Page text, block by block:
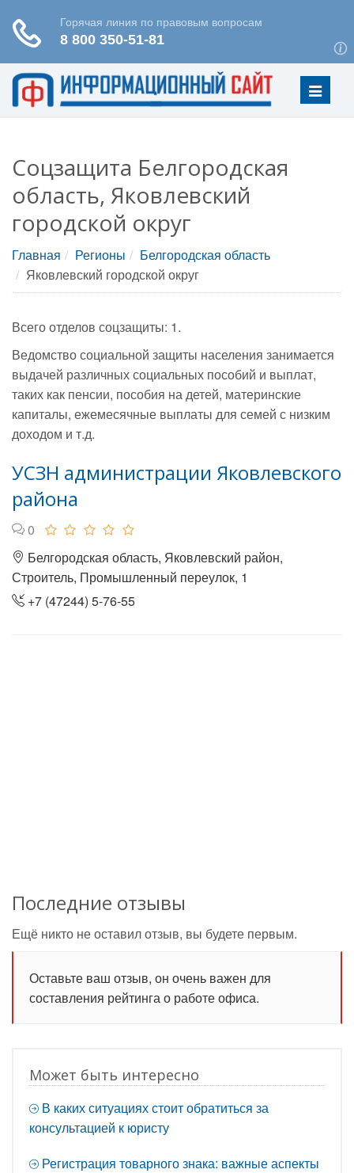
Меню
Соцзащита Белгородская
область, Яковлевский
городской округ
Главная Регионы
Белгородская область
Яковлевский городской округ
Всего отделов соцзащиты: 1.
Ведомство социальной защиты населения занимается
выдачей различных социальных пособий и выплат,
таких как пенсии, пособия на детей, материнские
капиталы, ежемесячные выплаты для семей с низким
доходом и т.д.
УСЗН администрации Яковлевского
района
0
Белгородская область, Яковлевский район,
Строитель, Промышленный переулок, 1
+7 (47244) 5-76-55
Последние отзывы
Ещё никто не оставил отзыв, вы будете первым.
Оставьте ваш отзыв, он очень важен для
составления рейтинга о работе офиса.
Может быть интересно
В каких ситуациях стоит обратиться за
консультацией к юристу
Регистрация товарного знака: важные аспекты